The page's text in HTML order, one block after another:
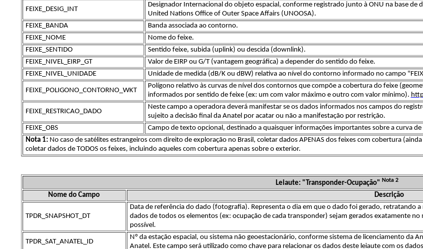
FEIXE_DESIG_INT
Designador Internacional do objeto espacial, conforme registrado junto à ONU na base de
United Nations Office of Outer Space Affairs (UNOOSA).
FEIXE_BANDA
Banda associada ao contorno.
FEIXE_NOME
Nome do feixe.
FEIXE_SENTIDO
Sentido feixe, subida (uplink) ou descida (downlink).
FEIXE_NIVEL_EIRP_GT
Valor de EIRP ou G/T (vantagem geográfica) a depender do sentido do feixe.
FEIXE_NIVEL_UNIDADE
Unidade de medida (dB/K ou dBW) relativa ao nível do contorno informado no campo
FEIXE_POLIGONO_CONTORNO_WKT
Polígono relativo às curvas de nível dos contornos que compõe a cobertura do feixe
informados por sentido de feixe (ex: um com valor máximo e outro com valor mínimo).
FEIXE_RESTRICAO_DADO
Neste campo a operadora deverá manifestar se os dados informados nos campos do
sujeito a decisão final da Anatel por acatar ou não a manifestação por restrição.
FEIXE_OBS
Campo de texto opcional, destinado a quaisquer informações importantes sobre a curva
Nota 1: No caso de satélites estrangeiros com direito de exploração no Brasil, coletar dados APENAS dos feixes com cobertura
coletar dados de TODOS os feixes, incluindo aqueles com cobertura apenas sobre o exterior.
Leiaute: "Transponder-Ocupação" Nota 2
Nome do Campo Descrição
TPDR_SNAPSHOT_DT
Data de referência do dado (fotografia). Representa o dia em que o dado foi gerado, retratando
dados de todos os elementos (ex: ocupação de cada transponder) sejam gerados exatamente
possível.
TPDR_SAT_ANATEL_ID
Nº da estação espacial, ou sistema não geoestacionário, conforme sistema de licenciamento da
Anatel. Este campo será utilizado como chave para relacionar os dados deste leiaute com os